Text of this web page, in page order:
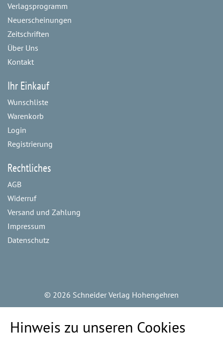
Verlagsprogramm
Neuerscheinungen
Zeitschriften
Über Uns
Kontakt
Ihr Einkauf
Wunschliste
Warenkorb
Login
Registrierung
Rechtliches
AGB
Widerruf
Versand und Zahlung
Impressum
Datenschutz
© 2026 Schneider Verlag Hohengehren
Hinweis zu unseren Cookies